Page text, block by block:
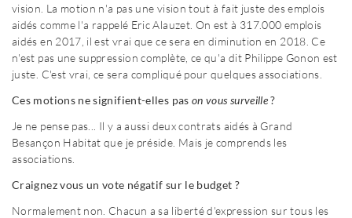
vision. La motion n'a pas une vision tout à fait juste des emplois
aidés comme l'a rappelé Eric Alauzet. On est à 317.000 emplois
aidés en 2017, il est vrai que ce sera en diminution en 2018. Ce
n'est pas une suppression complète, ce qu'a dit Philippe Gonon est
juste. C'est vrai, ce sera compliqué pour quelques associations.
Ces motions ne signifient-elles pas on vous surveille?
Je ne pense pas... Il y a aussi deux contrats aidés à Grand
Besançon Habitat que je préside. Mais je comprends les
associations.
Craignez vous un vote négatif sur le budget ?
Normalement non. Chacun a sa liberté d'expression sur tous les